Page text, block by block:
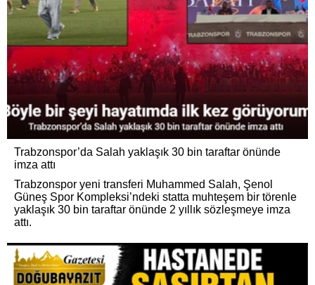
Trabzonspor’da Salah yaklaşık 30 bin taraftar önünde
imza attı
Trabzonspor yeni transferi Muhammed Salah, Şenol
Güneş Spor Kompleksi’ndeki statta muhteşem bir törenle
yaklaşık 30 bin taraftar önünde 2 yıllık sözleşmeye imza
attı.